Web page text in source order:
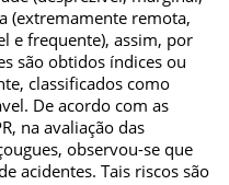
(extremamente remota,
e frequente), assim, por
são obtidos índices ou
classificados como
De acordo com as
na avaliação das
observou-se que
acidentes. Tais riscos são